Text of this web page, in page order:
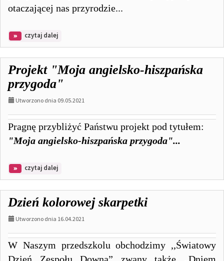
otaczającej nas przyrodzie...
czytaj dalej
w
przedszkolu
Projekt "Moja angielsko-hiszpańska
przygoda"
Utworzono dnia 09.05.2021
Pragnę przybliżyć Państwu projekt pod tytułem:
"Moja angielsko-hiszpańska przygoda"...
czytaj dalej
angielsko-
hiszpańska
przygoda"
Dzień kolorowej skarpetki
Utworzono dnia 16.04.2021
W Naszym przedszkolu obchodzimy ,,Światowy